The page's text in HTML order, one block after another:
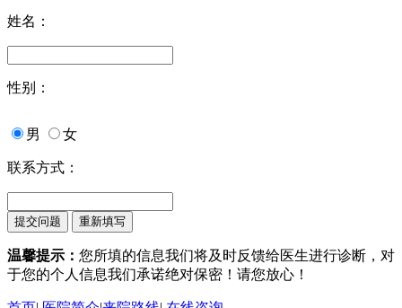
姓名：
性别：
男 女
联系方式：
温馨提示： 您所填的信息我们将及时反馈给医生进行诊断，对
于您的个人信息我们承诺绝对保密！请您放心！